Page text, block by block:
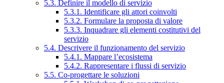
5.3. Definire il modello di servizio
5.3.1. Identificare gli attori coinvolti
5.3.2. Formulare la proposta di valore
5.3.3. Inquadrare gli elementi costitutivi del
servizio
5.4. Descrivere il funzionamento del servizio
5.4.1. Mappare l’ecosistema
5.4.2. Rappresentare i flussi di servizio
5.5. Co-progettare le soluzioni